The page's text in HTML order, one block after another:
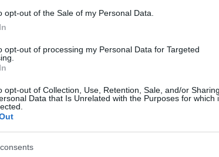
opt-out of the Sale of my Personal Data.
opt-out of processing my Personal Data for Targeted
opt-out of Collection, Use, Retention, Sale, and/or Sharing
Data that Is Unrelated with the Purposes for which
Medio Oriente. Y es que honestamente es uno de
si las ancianas te invitan a su casa a tomar un té
Magno o Genghis Khan, dejaron su huella en
transportará a los gloriosos días de la antigua Persa.
comida deliciosa. Y, quizás la razón más